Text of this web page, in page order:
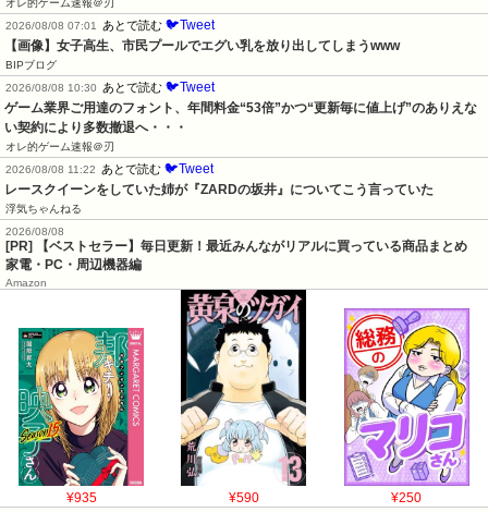
2026/08/08 07:01
あとで読む 🐦Tweet
【画像】女子高生、市民プールでエグい乳を放り出してしまうwww
BIPブログ
2026/08/08 10:30
あとで読む 🐦Tweet
ゲーム業界ご用達のフォント、年間料金“53倍”かつ“更新毎に値上げ”のありえな
い契約により多数撤退へ・・・
オレ的ゲーム速報＠刃
2026/08/08 11:22
あとで読む 🐦Tweet
レースクイーンをしていた姉が『ZARDの坂井』についてこう言っていた
浮気ちゃんねる
2026/08/08
[PR] 【ベストセラー】毎日更新！最近みんながリアルに買っている商品まとめ
家電・PC・周辺機器編
Amazon
¥935 ¥590 ¥250